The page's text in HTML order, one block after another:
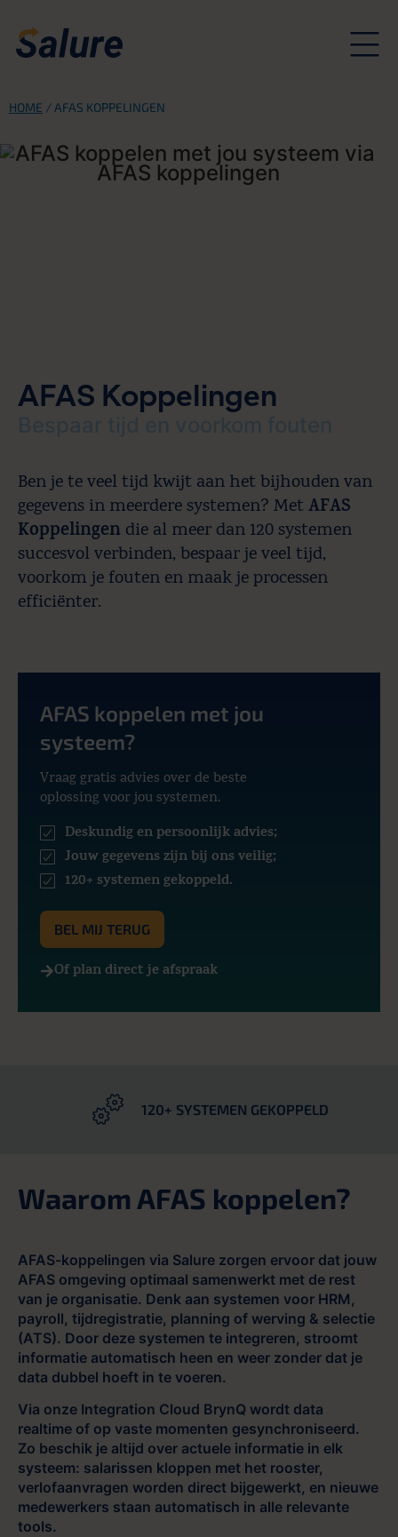
HOME / AFAS KOPPELINGEN
AFAS Koppelingen
Ben je te veel tijd kwijt aan het bijhouden van
gegevens in meerdere systemen? Met AFAS
Koppelingen die al meer dan 120 systemen
succesvol verbinden, bespaar je veel tijd,
voorkom je fouten en maak je processen
efficiënter.
AFAS koppelen met jou
systeem?
Vraag gratis advies over de beste
oplossing voor jou systemen.
Deskundig en persoonlijk advies;
Jouw gegevens zijn bij ons veilig;
120+ systemen gekoppeld.
BEL MIJ TERUG
Of plan direct je afspraak
120+ SYSTEMEN GEKOPPELD
Waarom AFAS koppelen?
AFAS-koppelingen via Salure zorgen ervoor dat jouw
AFAS omgeving optimaal samenwerkt met de rest
van je organisatie. Denk aan systemen voor HRM,
payroll, tijdregistratie, planning of werving & selectie
(ATS). Door deze systemen te integreren, stroomt
informatie automatisch heen en weer zonder dat je
data dubbel hoeft in te voeren.
Via onze Integration Cloud BrynQ wordt data
realtime of op vaste momenten gesynchroniseerd.
Zo beschik je altijd over actuele informatie in elk
systeem: salarissen kloppen met het rooster,
verlofaanvragen worden direct bijgewerkt, en nieuwe
medewerkers staan automatisch in alle relevante
tools.